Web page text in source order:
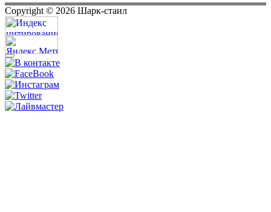
Copyright © 2026 Шарк-стаил